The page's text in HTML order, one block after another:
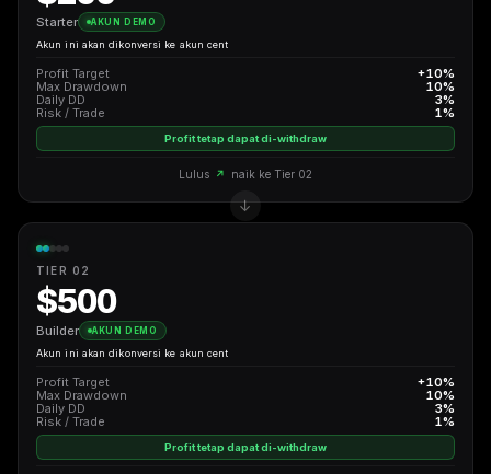
Starter AKUN DEMO
Akun ini akan dikonversi ke akun cent
Profit Target
+10%
Max Drawdown
10%
Daily DD
3%
Risk / Trade
1%
Profit tetap dapat di-withdraw
Lulus ↗ naik ke Tier 02
TIER 02
$500
Builder AKUN DEMO
Akun ini akan dikonversi ke akun cent
Profit Target
+10%
Max Drawdown
10%
Daily DD
3%
Risk / Trade
1%
Profit tetap dapat di-withdraw